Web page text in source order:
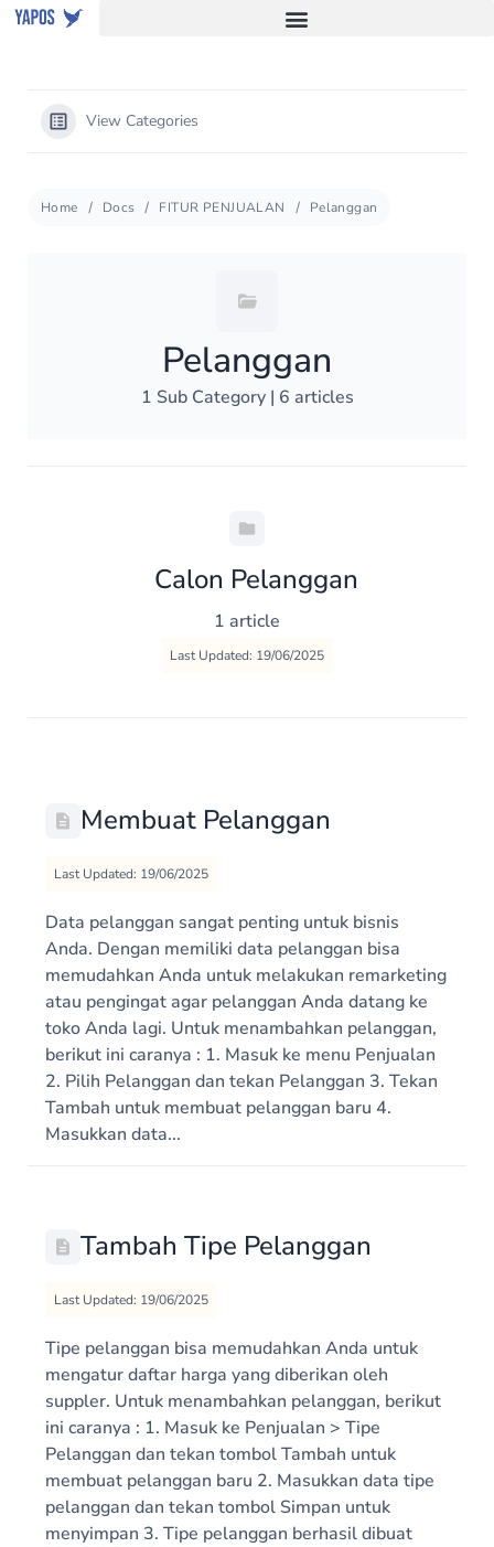
View Categories
Home Docs FITUR PENJUALAN Pelanggan
Pelanggan
1 Sub Category | 6 articles
Calon Pelanggan
1 article
Last Updated: 19/06/2025
Membuat Pelanggan
Last Updated: 19/06/2025
Data pelanggan sangat penting untuk bisnis
Anda. Dengan memiliki data pelanggan bisa
memudahkan Anda untuk melakukan remarketing
atau pengingat agar pelanggan Anda datang ke
toko Anda lagi. Untuk menambahkan pelanggan,
berikut ini caranya : 1. Masuk ke menu Penjualan
2. Pilih Pelanggan dan tekan Pelanggan 3. Tekan
Tambah untuk membuat pelanggan baru 4.
Masukkan data...
Tambah Tipe Pelanggan
Last Updated: 19/06/2025
Tipe pelanggan bisa memudahkan Anda untuk
mengatur daftar harga yang diberikan oleh
suppler. Untuk menambahkan pelanggan, berikut
ini caranya : 1. Masuk ke Penjualan > Tipe
Pelanggan dan tekan tombol Tambah untuk
membuat pelanggan baru 2. Masukkan data tipe
pelanggan dan tekan tombol Simpan untuk
menyimpan 3. Tipe pelanggan berhasil dibuat